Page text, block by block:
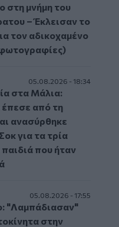
στη μνήμη του
– Έκλεισαν το
τον αδικοχαμένο
05.08.2026 - 18:34
στα Μάλια:
από τη
ανασύρθηκε
για τα τρία
παιδιά που ήταν
05.08.2026 - 17:55
"Λαμπάδιασαν"
στην